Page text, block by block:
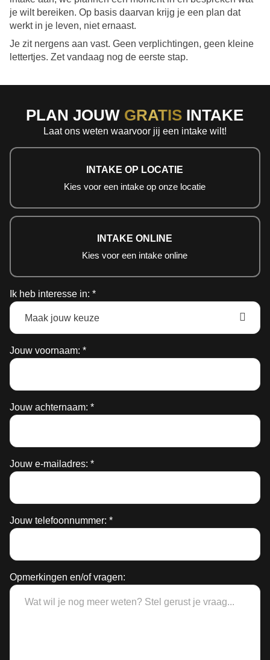
je wilt bereiken. Op basis daarvan krijg je een plan dat
werkt in je leven, niet ernaast.
Je zit nergens aan vast. Geen verplichtingen, geen kleine
lettertjes. Zet vandaag nog de eerste stap.
PLAN JOUW GRATIS INTAKE
Laat ons weten waarvoor jij een intake wilt!
INTAKE OP LOCATIE
Kies voor een intake op onze locatie
INTAKE ONLINE
Kies voor een intake online
Ik heb interesse in: *
Jouw voornaam: *
Jouw achternaam: *
Jouw e-mailadres: *
Jouw telefoonnummer: *
Opmerkingen en/of vragen: